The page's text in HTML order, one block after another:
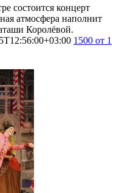
состоится концерт
атмосфера наполнит
Королёвой.
1500 от 1